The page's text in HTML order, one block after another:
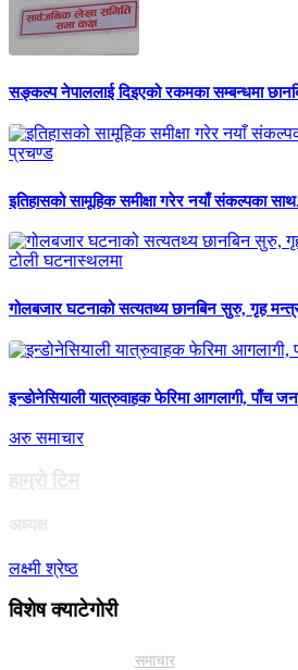
सङ्कल्प नेपाललाई दिइएको रकमका सम्बन्धमा
इतिहासको सामूहिक समीक्षा गरेर नयाँ संकल्पका
गोलबजार घटनाको सत्यतथ्य छानबिन सुरु, गृह
इन्डोनेसियाली यात्रुवाहक फेरिमा आगलागी, पाँच
अरु समाचार
हाम्राे टिम
अध्यक्ष
लक्ष्मी श्रेष्ठ
विशेष क्याटेगाेरी
समाचार